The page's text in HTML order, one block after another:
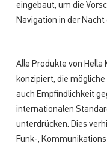
eingebaut, um die
Navigation in der
Alle Produkte von
konzipiert, die
auch Empfindlichkeit
internationalen
unterdrücken. Dies
Funk-,